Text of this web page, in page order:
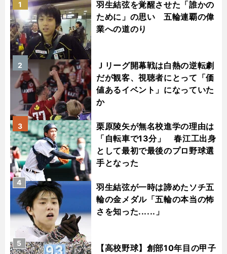
羽生結弦を覚醒させた「誰かの
ために」の思い 五輪連覇の偉
業への道のり
1
Ｊリーグ開幕戦は白熱の逆転劇
だが観客、視聴者にとって「価
値あるイベント」になっていた
か
2
栗原陵矢が無名校進学の理由は
「自転車で13分」 春江工出身
として最初で最後のプロ野球選
手となった
3
羽生結弦が一時は諦めたソチ五
輪の金メダル「五輪の本当の怖
さを知った......」
4
【高校野球】創部10年目の甲子
5